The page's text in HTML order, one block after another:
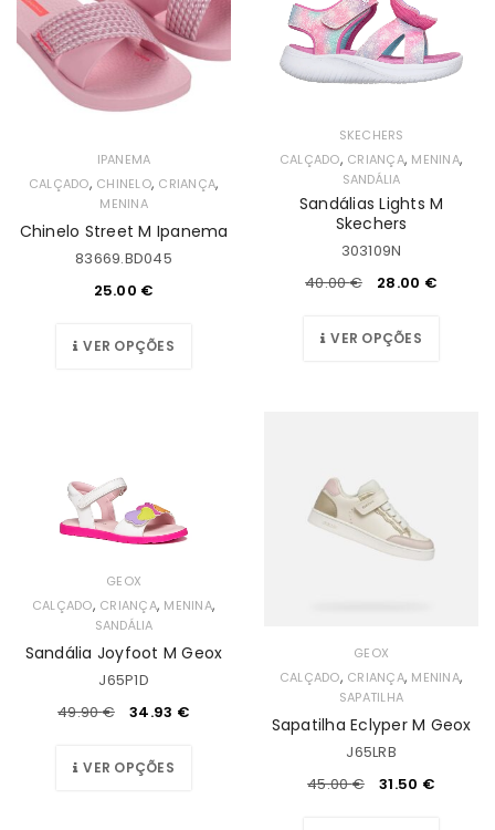
IPANEMA
CALÇADO, CHINELO, CRIANÇA,
MENINA
Chinelo Street M Ipanema
83669.BD045
25.00 €
VER OPÇÕES
SKECHERS
CALÇADO, CRIANÇA, MENINA,
SANDÁLIA
Sandálias Lights M
Skechers
303109N
40.00€ 28.00 €
VER OPÇÕES
GEOX
CALÇADO, CRIANÇA, MENINA,
SANDÁLIA
Sandália Joyfoot M Geox
J65P1D
49.90€ 34.93 €
VER OPÇÕES
GEOX
CALÇADO, CRIANÇA, MENINA,
SAPATILHA
Sapatilha Eclyper M Geox
J65LRB
45.00€ 31.50 €